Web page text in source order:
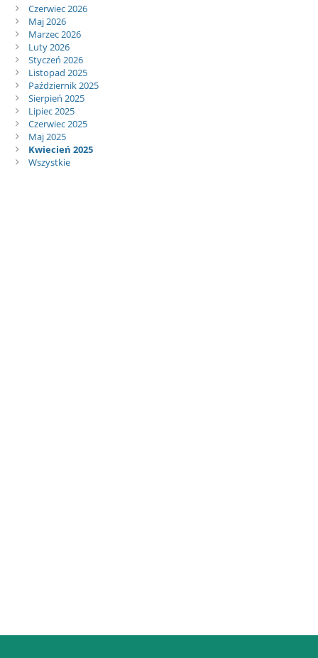
Czerwiec 2026
Maj 2026
Marzec 2026
Luty 2026
Styczeń 2026
Listopad 2025
Październik 2025
Sierpień 2025
Lipiec 2025
Czerwiec 2025
Maj 2025
Kwiecień 2025
Wszystkie